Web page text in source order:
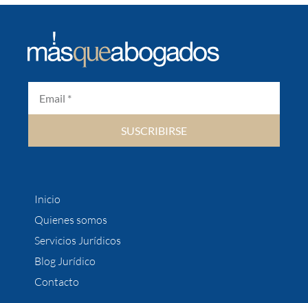
SUSCRIBIRSE
Inicio
Quienes somos
Servicios Jurídicos
Blog Jurídico
Contacto